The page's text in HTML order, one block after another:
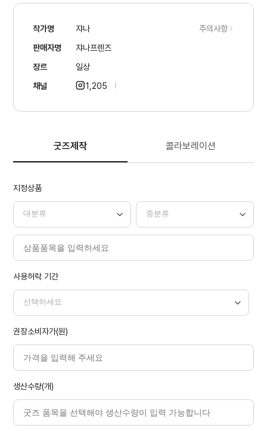
작가명 쟈나
주의사항
판매자명
쟈나프렌즈
장르
일상
채널
1,205
굿즈제작 콜라보레이션
지정상품
사용허락 기간
권장소비자가(원)
생산수량(개)